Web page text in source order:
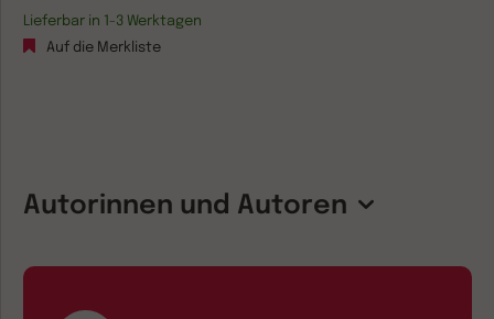
Lieferbar in 1-3 Werktagen
Auf die Merkliste
Autorinnen und Autoren